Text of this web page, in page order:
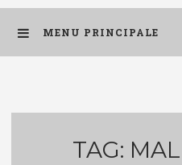
MENU PRINCIPALE
TAG: